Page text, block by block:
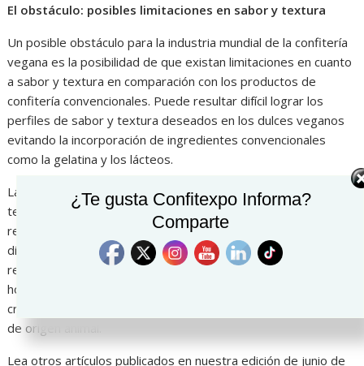
El obstáculo: posibles limitaciones en sabor y textura
Un posible obstáculo para la industria mundial de la confitería
vegana es la posibilidad de que existan limitaciones en cuanto
a sabor y textura en comparación con los productos de
confitería convencionales. Puede resultar difícil lograr los
perfiles de sabor y textura deseados en los dulces veganos
evitando la incorporación de ingredientes convencionales
como la gelatina y los lácteos.
Las personas acostumbradas a las cualidades gustativas y
texturales de los dulces tradicionales podrían mostrarse
reacias a adoptar alternativas veganas si perciben una
disminución en la satisfacción sensorial. La dificultad reside en
reproducir la textura hojaldrada de ciertos productos
horneados, la consistencia masticable de las gomitas y la
cremosidad de los chocolates lácteos sin utilizar ingredientes
de origen animal.
Lea otros artículos publicados en nuestra edición de junio de
¿Te gusta Confitexpo Informa?
Comparte